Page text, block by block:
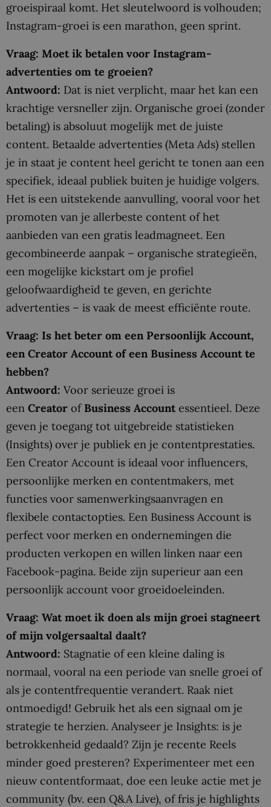
groeispiraal komt. Het sleutelwoord is volhouden;
Instagram-groei is een marathon, geen sprint.
Vraag: Moet ik betalen voor Instagram-
advertenties om te groeien?
Antwoord: Dat is niet verplicht, maar het kan een
krachtige versneller zijn. Organische groei (zonder
betaling) is absoluut mogelijk met de juiste
content. Betaalde advertenties (Meta Ads) stellen
je in staat je content heel gericht te tonen aan een
specifiek, ideaal publiek buiten je huidige volgers.
Het is een uitstekende aanvulling, vooral voor het
promoten van je allerbeste content of het
aanbieden van een gratis leadmagneet. Een
gecombineerde aanpak – organische strategieën,
een mogelijke kickstart om je profiel
geloofwaardigheid te geven, en gerichte
advertenties – is vaak de meest efficiënte route.
Vraag: Is het beter om een Persoonlijk Account,
een Creator Account of een Business Account te
hebben?
Antwoord: Voor serieuze groei is
een Creator of Business Accountessentieel. Deze
geven je toegang tot uitgebreide statistieken
(Insights) over je publiek en je contentprestaties.
Een Creator Account is ideaal voor influencers,
persoonlijke merken en contentmakers, met
functies voor samenwerkingsaanvragen en
flexibele contactopties. Een Business Account is
perfect voor merken en ondernemingen die
producten verkopen en willen linken naar een
Facebook-pagina. Beide zijn superieur aan een
persoonlijk account voor groeidoeleinden.
Vraag: Wat moet ik doen als mijn groei stagneert
of mijn volgersaaltal daalt?
Antwoord: Stagnatie of een kleine daling is
normaal, vooral na een periode van snelle groei of
als je contentfrequentie verandert. Raak niet
ontmoedigd! Gebruik het als een signaal om je
strategie te herzien. Analyseer je Insights: is je
betrokkenheid gedaald? Zijn je recente Reels
minder goed presteren? Experimenteer met een
nieuw contentformaat, doe een leuke actie met je
community (bv. een Q&A Live), of fris je highlights